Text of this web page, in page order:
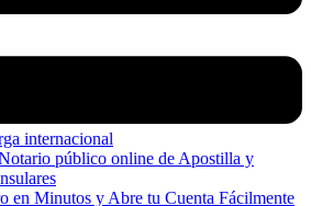
internacional
público online de Apostilla y
en Minutos y Abre tu Cuenta Fácilmente